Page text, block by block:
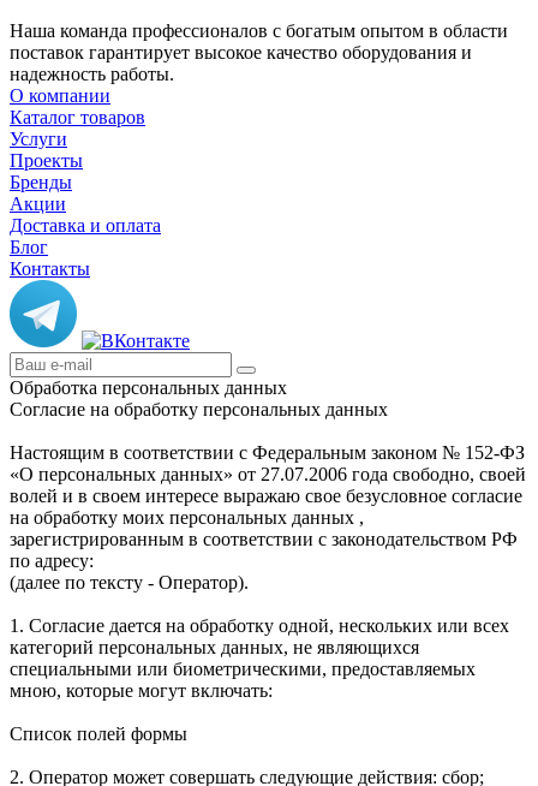
Наша команда профессионалов с богатым опытом в области
поставок гарантирует высокое качество оборудования и
надежность работы.
О компании
Каталог товаров
Услуги
Проекты
Бренды
Акции
Доставка и оплата
Блог
Контакты
Обработка персональных данных
Согласие на обработку персональных данных
Настоящим в соответствии с Федеральным законом № 152-ФЗ
«О персональных данных» от 27.07.2006 года свободно, своей
волей и в своем интересе выражаю свое безусловное согласие
на обработку моих персональных данных ,
зарегистрированным в соответствии с законодательством РФ
по адресу:
(далее по тексту - Оператор).
1. Согласие дается на обработку одной, нескольких или всех
категорий персональных данных, не являющихся
специальными или биометрическими, предоставляемых
мною, которые могут включать:
Список полей формы
2. Оператор может совершать следующие действия: сбор;